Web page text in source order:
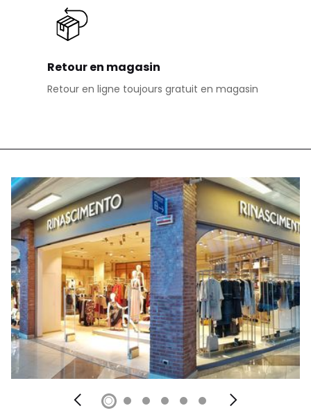
Retour en magasin
Retour en ligne toujours gratuit en magasin